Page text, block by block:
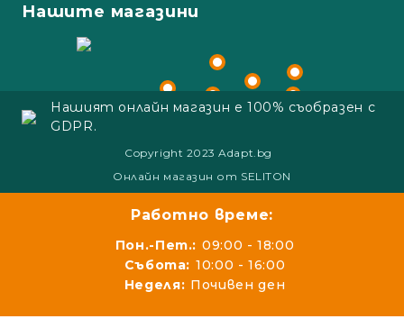
Нашите магазини
Нашият онлайн магазин е 100% съобразен с
GDPR.
Copyright 2023 Adapt.bg
Онлайн магазин от SELITON
Работно време:
Пон.-Пет.: 09:00 - 18:00
Събота: 10:00 - 16:00
Неделя: Почивен ден